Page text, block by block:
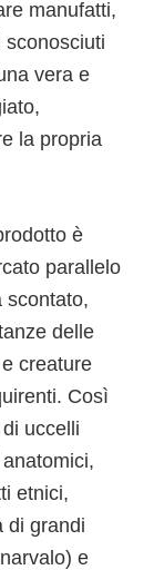
manufatti,
sconosciuti
vera e
la propria
è
parallelo
scontato,
delle
creature
Così
uccelli
etnici,
di grandi
e